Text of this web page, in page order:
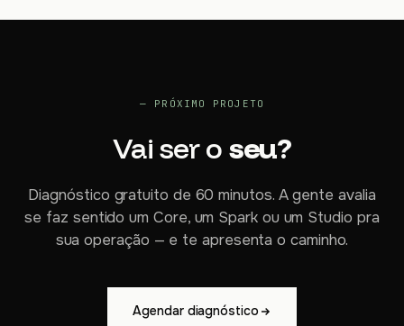
— PRÓXIMO PROJETO
Vai ser o seu?
Diagnóstico gratuito de 60 minutos. A gente avalia
se faz sentido um Core, um Spark ou um Studio pra
sua operação — e te apresenta o caminho.
Agendar diagnóstico